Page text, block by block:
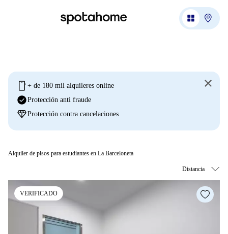
mobile + de 180 mil alquileres online
check_circleProtección anti fraude
diamondProtección contra cancelaciones
Alquiler de pisos para estudiantes en La Barceloneta
VERIFICADO